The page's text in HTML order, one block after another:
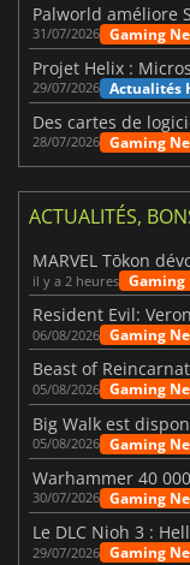
Palworld améliore
31/07/2026 Gaming
Projet Helix :
29/07/2026 Actualités
28/07/2026 Gaming
ACTUALITÉS,
il y a 2 heures Gaming
06/08/2026 Gaming
05/08/2026 Gaming
05/08/2026 Gaming
30/07/2026 Gaming
29/07/2026 Gaming